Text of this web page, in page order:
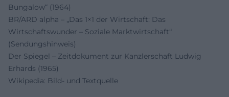
Bungalow“ (1964)
BR/ARD alpha – „Das 1×1 der Wirtschaft: Das
Wirtschaftswunder – Soziale Marktwirtschaft“
(Sendungshinweis)
Der Spiegel – Zeitdokument zur Kanzlerschaft Ludwig
Erhards (1965)
Wikipedia: Bild- und Textquelle